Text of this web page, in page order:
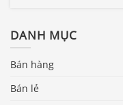
DANH MỤC
Bán hàng
Bán lẻ